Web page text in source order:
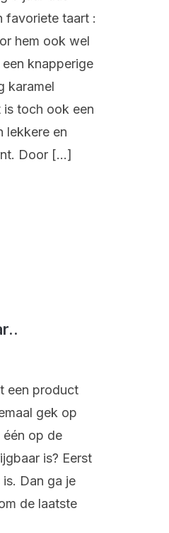
favoriete taart :
hem ook wel
knapperige
karamel
toch ook een
lekkere en
Door […]
een product
gek op
op de
is? Eerst
Dan ga je
de laatste